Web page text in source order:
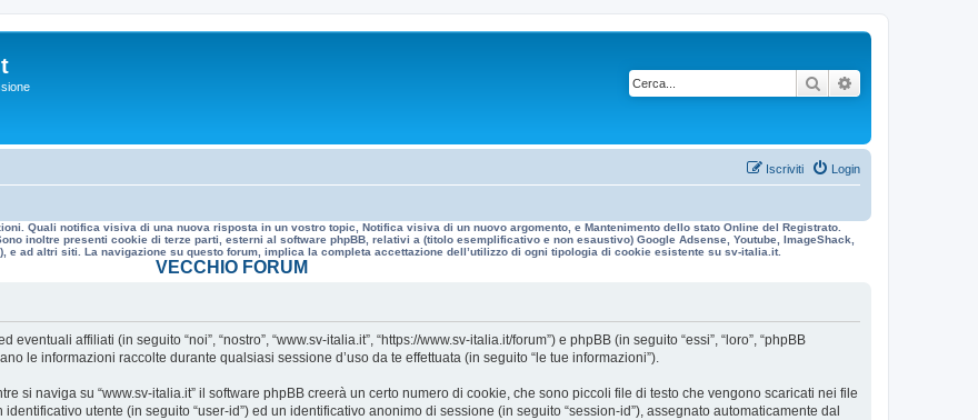
Cerca
Login
Iscriviti
Quali notifica visiva di una nuova risposta in un vostro topic, Notifica visiva di un nuovo argomento, e Mantenimento dello stato Online del Registrato.
inoltre presenti cookie di terze parti, esterni al software phpBB, relativi a (titolo esemplificativo e non esaustivo) Google Adsense, Youtube, ImageShack,
e ad altri siti. La navigazione su questo forum, implica la completa accettazione dell’utilizzo di ogni tipologia di cookie esistente su sv-italia.it.
VECCHIO FORUM
affiliati (in seguito “noi”, “nostro”, “www.sv-italia.it”, “https://www.sv-italia.it/forum”) e phpBB (in seguito “essi”, “loro”, “phpBB
le informazioni raccolte durante qualsiasi sessione d’uso da te effettuata (in seguito “le tue informazioni”).
si naviga su “www.sv-italia.it” il software phpBB creerà un certo numero di cookie, che sono piccoli file di testo che vengono scaricati nei file
utente (in seguito “user-id”) ed un identificativo anonimo di sessione (in seguito “session-id”), assegnato automaticamente dal